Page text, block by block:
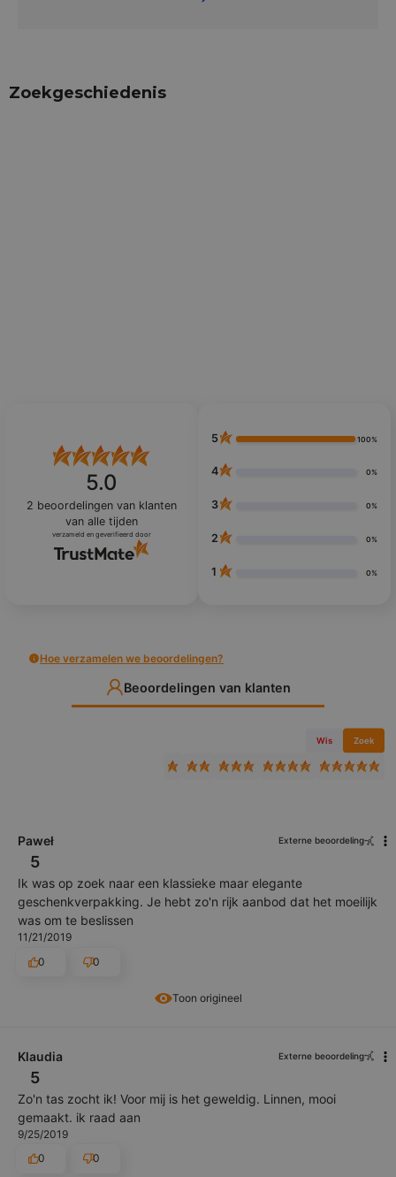
Zoekgeschiedenis
5.0
2 beoordelingen van klanten
van alle tijden
verzameld en geverifieerd door
5 100%
4 0%
3 0%
2 0%
1 0%
Hoe verzamelen we beoordelingen?
Beoordelingen van klanten
Wis Zoek
Toon origineel
Paweł Externe beoordeling
5
Ik was op zoek naar een klassieke maar elegante
geschenkverpakking. Je hebt zo'n rijk aanbod dat het moeilijk
was om te beslissen
11/21/2019
0
0
Klaudia Externe beoordeling
5
Zo'n tas zocht ik! Voor mij is het geweldig. Linnen, mooi
gemaakt. ik raad aan
9/25/2019
0
0